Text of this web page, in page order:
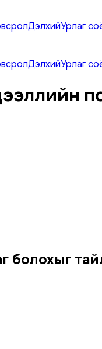
ДэлхийУрлаг
ДэлхийУрлаг
болохыг